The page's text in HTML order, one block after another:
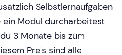
Selbstlernaufgaben
ein Modul durcharbeitest
3 Monate bis zum
Preis sind alle